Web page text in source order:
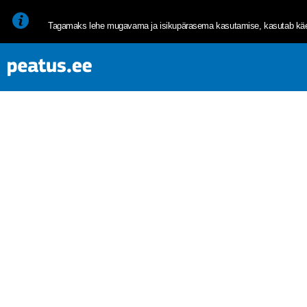
<p><span style="font-size: 10pt; line-height: 107%; font-family:
Tagamaks lehe mugavama ja isikupärasema kasutamise, kasutab